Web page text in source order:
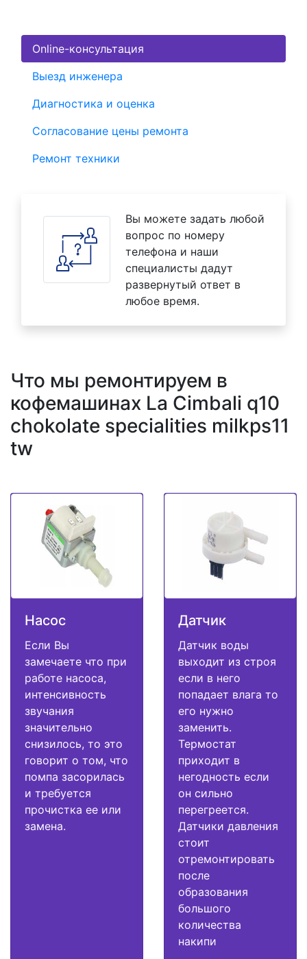
Online-консультация
Выезд инженера
Диагностика и оценка
Согласование цены ремонта
Ремонт техники
Вы можете задать любой
вопрос по номеру
телефона и наши
специалисты дадут
развернутый ответ в
любое время.
Что мы ремонтируем в
кофемашинах La Cimbali q10
chokolate specialities milkps11
tw
Насос
Если Вы
замечаете что при
работе насоса,
интенсивность
звучания
значительно
снизилось, то это
говорит о том, что
помпа засорилась
и требуется
прочистка ее или
замена.
Датчик
Датчик воды
выходит из строя
если в него
попадает влага то
его нужно
заменить.
Термостат
приходит в
негодность если
он сильно
перегреется.
Датчики давления
стоит
отремонтировать
после
образования
большого
количества
накипи